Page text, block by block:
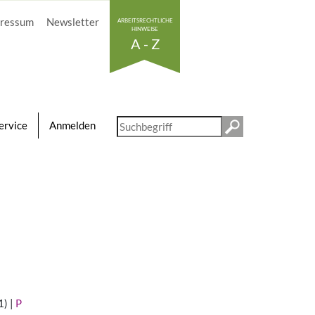
Newsletter
ARBEITSRECHTLICHE
HINWEISE
A - Z
Anmelden
Diese
Website
| P